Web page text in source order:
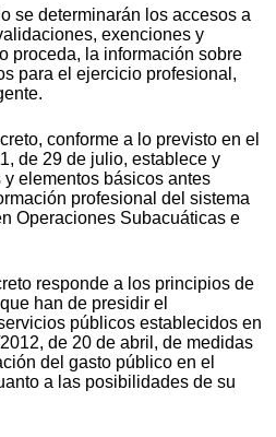
se determinarán los accesos a
exenciones y
proceda, la información sobre
para el ejercicio profesional,
conforme a lo previsto en el
de 29 de julio, establece y
elementos básicos antes
profesional del sistema
Operaciones Subacuáticas e
responde a los principios de
han de presidir el
públicos establecidos en
de 20 de abril, de medidas
del gasto público en el
a las posibilidades de su